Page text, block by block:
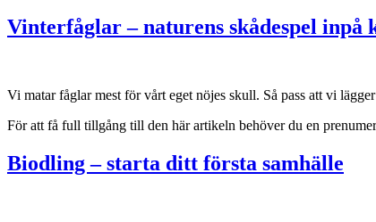
Vinterfåglar – naturens skådespel inpå
Vi matar fåglar mest för vårt eget nöjes skull. Så pass att vi
För att få full tillgång till den här artikeln behöver du en
Biodling – starta ditt första samhälle